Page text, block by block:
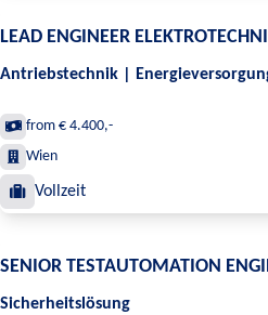
LEAD ENGINEER
Antriebstechnik |
from € 4.400,-
Wien
Vollzeit
SENIOR TESTAUTOMATION
Sicherheitslösung